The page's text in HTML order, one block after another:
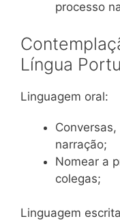
processo
Língua
Linguagem oral:
narração;
Nomear a
colegas;
Linguagem